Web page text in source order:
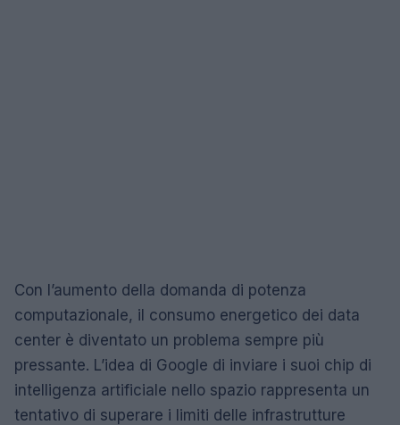
Con l’aumento della domanda di potenza
computazionale, il consumo energetico dei data
center è diventato un problema sempre più
pressante. L’idea di Google di inviare i suoi chip di
intelligenza artificiale nello spazio rappresenta un
tentativo di superare i limiti delle infrastrutture